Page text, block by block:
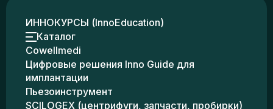
ИННОКУРСЫ (InnoEducation)
Каталог
Cowellmedi
Цифровые решения Inno Guide для
имплантации
Пьезоинструмент
SCILOGEX (центрифуги, запчасти, пробирки)